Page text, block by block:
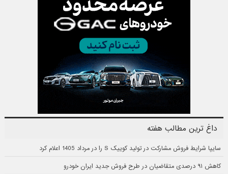
داغ ترین مطالب هفته
سایپا شرایط فروش مشارکت در تولید کوییک S را در مرداد 1405 اعلام کرد
کاهش ۹۱ درصدی متقاضیان در طرح فروش جدید ایران خودرو